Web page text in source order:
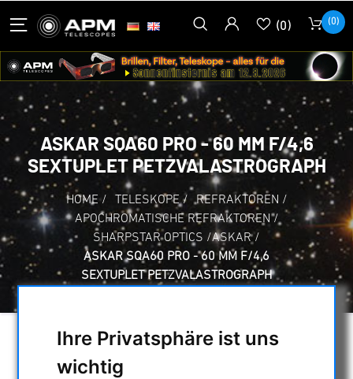
Ihre Privatsphäre ist uns
wichtig
(0) (0)
ASKAR SQA60 PRO - 60 MM F/4,6
SEXTUPLET PETZVALASTROGRAPH
HOME / TELESKOPE / REFRAKTOREN /
APOCHROMATISCHE REFRAKTOREN /
SHARPSTAR OPTICS /ASKAR /
ASKAR SQA60 PRO - 60 MM F/4,6
SEXTUPLET PETZVALASTROGRAPH